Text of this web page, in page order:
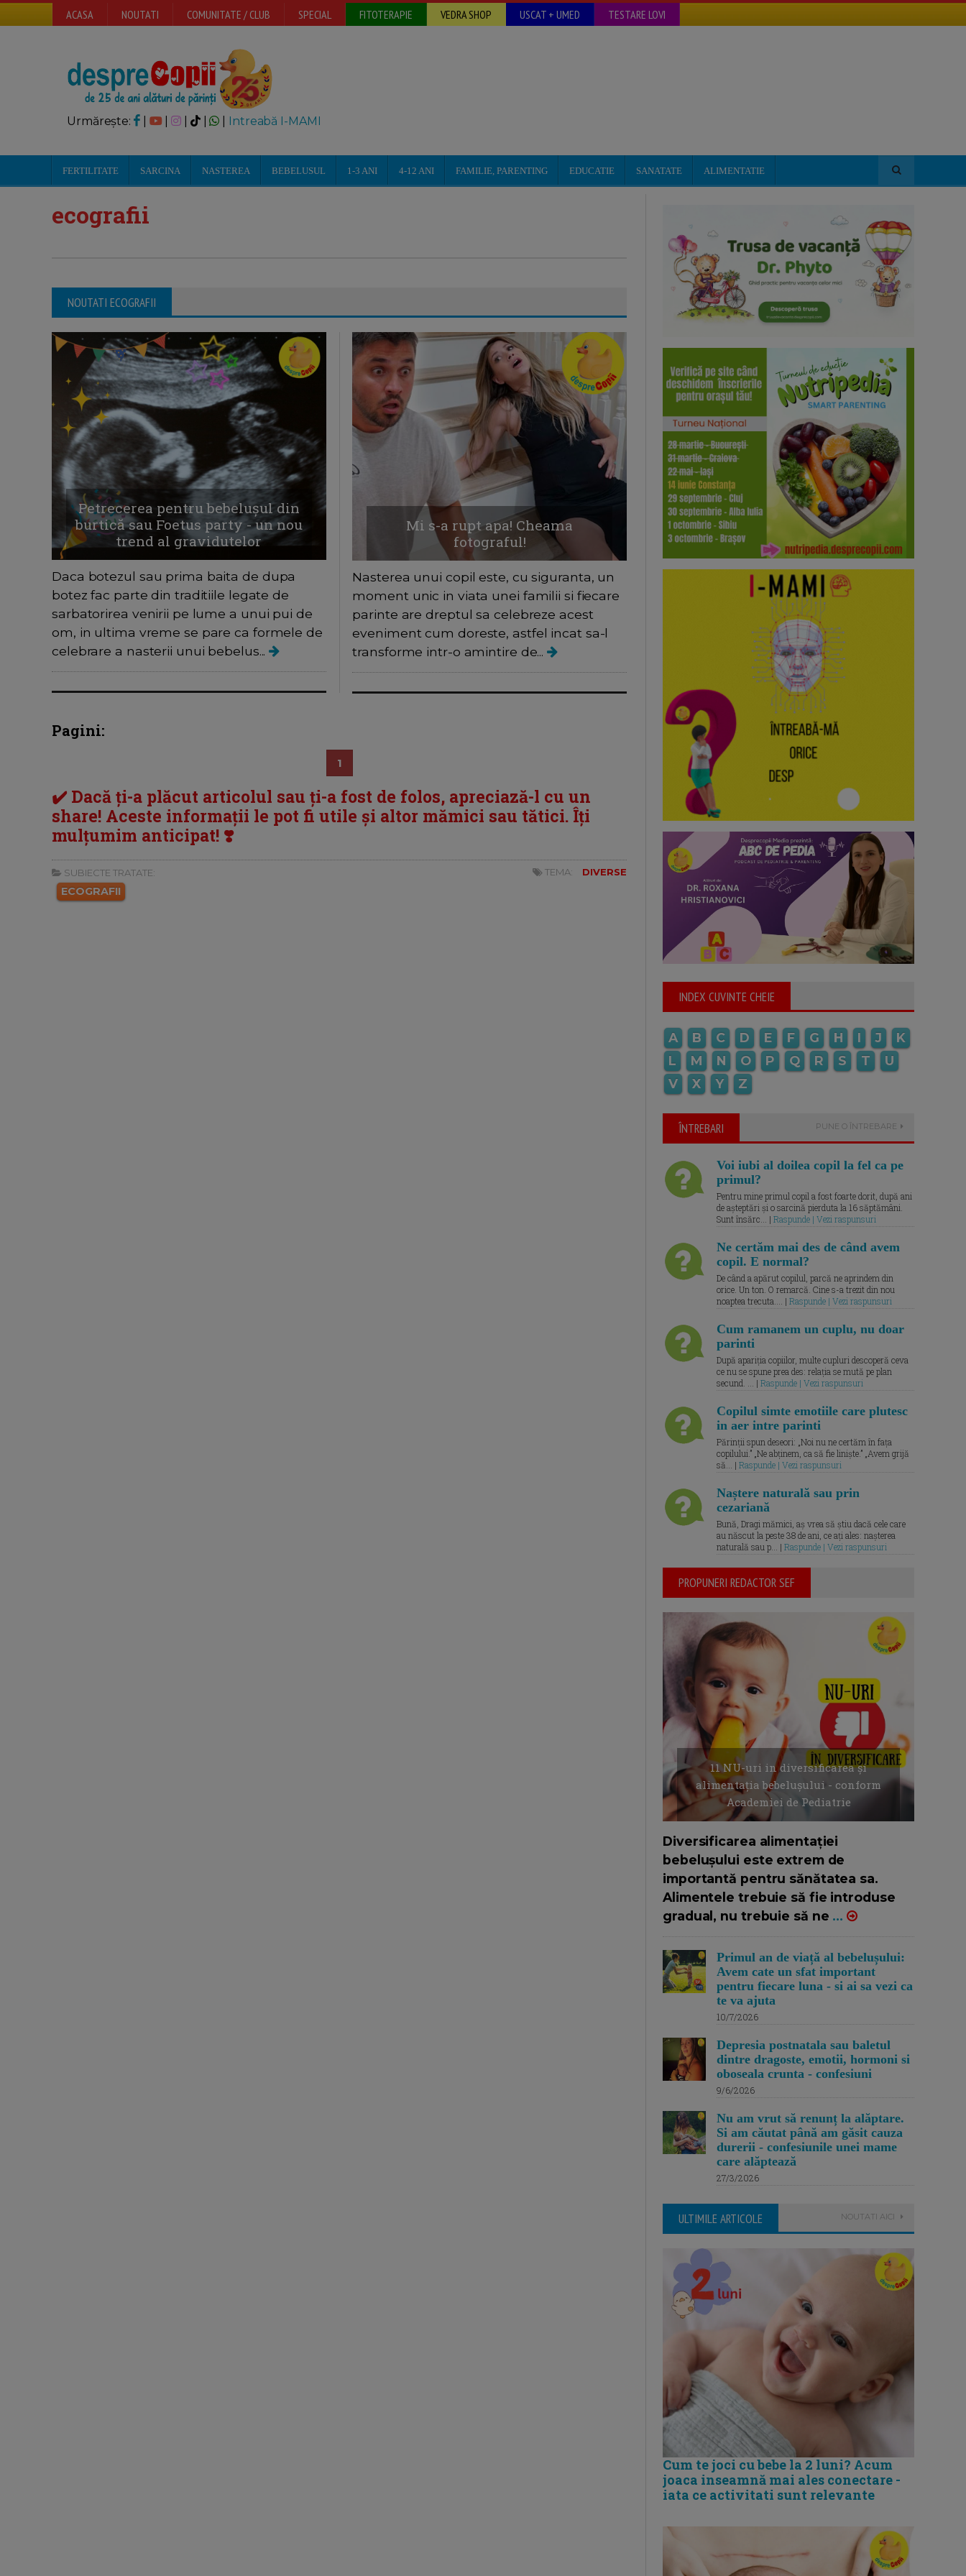
ACASA NOUTATI COMUNITATE / CLUB SPECIAL FITOTERAPIE VEDRA SHOP USCAT + UMED TESTARE LOVI
Urmărește: | | Intreabă I-MAMI
FERTILITATE SARCINA NASTEREA BEBELUSUL 1-3 ANI 4-12 ANI FAMILIE, PARENTING EDUCATIE SANATATE ALIMENTATIE
ecografii
NOUTATI ECOGRAFII
Petrecerea pentru bebelușul din
burtică sau Foetus party - un nou
trend al gravidutelor
Daca botezul sau prima baita de dupa
botez fac parte din traditiile legate de
sarbatorirea venirii pe lume a unui pui de
om, in ultima vreme se pare ca formele de
celebrare a nasterii unui bebelus...
Mi s-a rupt apa! Cheama
fotograful!
Nasterea unui copil este, cu siguranta, un
moment unic in viata unei familii si fiecare
parinte are dreptul sa celebreze acest
eveniment cum doreste, astfel incat sa-l
transforme intr-o amintire de...
Pagini:
1
✔️ Dacă ți-a plăcut articolul sau ți-a fost de folos, apreciază-l cu un
share! Aceste informații le pot fi utile și altor mămici sau tătici. Îți
mulțumim anticipat! ❣️
SUBIECTE TRATATE:
ECOGRAFII
TEMA: DIVERSE
INDEX CUVINTE CHEIE
A B C D E F G H I J
K
L
M N O P Q R S T
U
V
X Y Z
ÎNTREBARI PUNE O ÎNTREBARE
Voi iubi al doilea copil la fel ca pe
primul?
Pentru mine primul copil a fost foarte dorit, după ani
de așteptări și o sarcină pierduta la 16 săptămâni.
Sunt însărc... | Raspunde | Vezi raspunsuri
Ne certăm mai des de când avem
copil. E normal?
De când a apărut copilul, parcă ne aprindem din
orice. Un ton. O remarcă. Cine s-a trezit din nou
noaptea trecuta.... | Raspunde | Vezi raspunsuri
Cum ramanem un cuplu, nu doar
parinti
După apariția copiilor, multe cupluri descoperă ceva
ce nu se spune prea des: relația se mută pe plan
secund. ... | Raspunde | Vezi raspunsuri
Copilul simte emotiile care plutesc
in aer intre parinti
Părinții spun deseori: „Noi nu ne certăm în fața
copilului.” „Ne abținem, ca să fie liniște.” „Avem grijă
să... | Raspunde | Vezi raspunsuri
Naștere naturală sau prin
cezariană
Bună, Dragi mămici, aș vrea să știu dacă cele care
au născut la peste 38 de ani, ce ați ales: nașterea
naturală sau p... | Raspunde | Vezi raspunsuri
PROPUNERI REDACTOR SEF
11 NU-uri in diversificarea și
alimentația bebelușului - conform
Academiei de Pediatrie
Diversificarea alimentației
bebelușului este extrem de
importantă pentru sănătatea sa.
Alimentele trebuie să fie introduse
gradual, nu trebuie să ne ...
Primul an de viață al bebelușului:
Avem cate un sfat important
pentru fiecare luna - si ai sa vezi ca
te va ajuta
10/7/2026
Depresia postnatala sau baletul
dintre dragoste, emotii, hormoni si
oboseala crunta - confesiuni
9/6/2026
Nu am vrut să renunț la alăptare.
Si am căutat până am găsit cauza
durerii - confesiunile unei mame
care alăptează
27/3/2026
ULTIMILE ARTICOLE NOUTATI AICI
Cum te joci cu bebe la 2 luni? Acum
joaca inseamnă mai ales conectare -
iata ce activitati sunt relevante